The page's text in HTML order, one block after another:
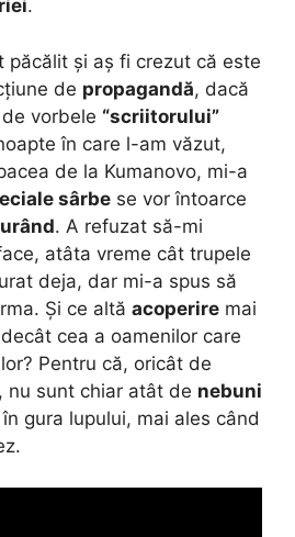
.
păcălit și aș fi crezut că este
de propagandă, dacă
vorbele “scriitorului”
în care l-am văzut,
de la Kumanovo, mi-a
sârbe se vor întoarce
. A refuzat să-mi
atâta vreme cât trupele
deja, dar mi-a spus să
Și ce altă acoperire mai
cea a oamenilor care
Pentru că, oricât de
nu sunt chiar atât de nebuni
gura lupului, mai ales când